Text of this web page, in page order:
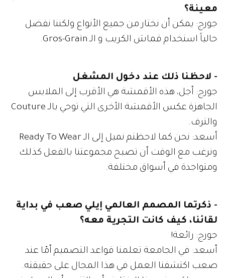
معينة؟
جورج: يمكن أن نختار من جميع الأنواع ولكننا نفضل
حالياً استخدام قماش الكريب و الـ Gros-Grain.
- لاحظنا ذلك عند دخول المشغل
جورج: أجل، هذه الأقمشة هي الأقرب إلى الملابس
الجاهزة عكس الأقمشة الأخرى التي توحي بالـ Couture
والترف.
أسعد: نحن كما لاحظتم نميل إلى الـ Ready To Wear
ونرغب مع الوقت أن تصبح مجموعتنا بالفعل كذلك
ومتواجدة في أسواق مختلفة.
- ذكرتما المصمم العالمي إيلي صعب في بداية
لقائنا، كيف كانت التجرية معه؟
جورج: رائعة!
أسعد: في الجامعة تعلمنا قواعد التصميم أمّا عند
صعب اكتشفنا العمل في هذا المجال على حقيقته.